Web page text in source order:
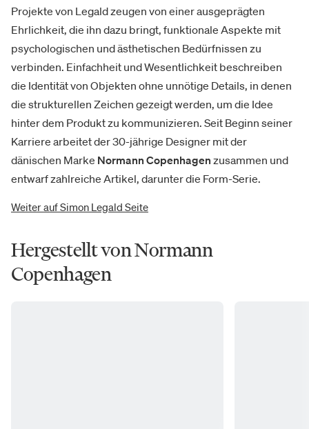
Projekte von Legald zeugen von einer ausgeprägten
Ehrlichkeit, die ihn dazu bringt, funktionale Aspekte mit
psychologischen und ästhetischen Bedürfnissen zu
verbinden. Einfachheit und Wesentlichkeit beschreiben
die Identität von Objekten ohne unnötige Details, in denen
die strukturellen Zeichen gezeigt werden, um die Idee
hinter dem Produkt zu kommunizieren. Seit Beginn seiner
Karriere arbeitet der 30-jährige Designer mit der
dänischen Marke Normann Copenhagen zusammen und
entwarf zahlreiche Artikel, darunter die Form-Serie.
Weiter auf Simon Legald Seite
Hergestellt von Normann
Copenhagen